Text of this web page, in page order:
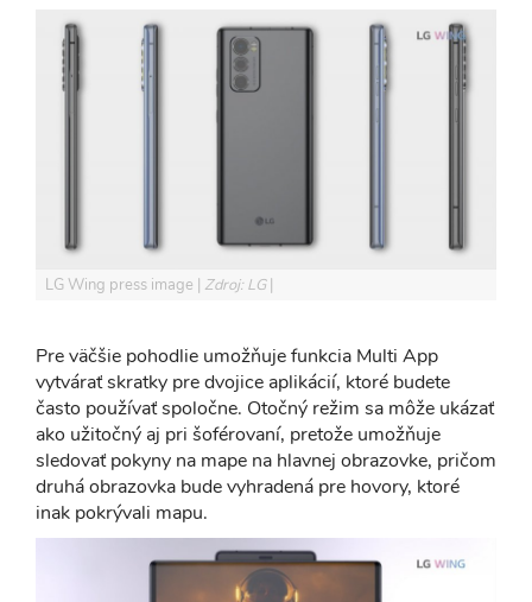
LG Wing press image Zdroj: LG
Pre väčšie pohodlie umožňuje funkcia Multi App
vytvárať skratky pre dvojice aplikácií, ktoré budete
často používať spoločne. Otočný režim sa môže ukázať
ako užitočný aj pri šoférovaní, pretože umožňuje
sledovať pokyny na mape na hlavnej obrazovke, pričom
druhá obrazovka bude vyhradená pre hovory, ktoré
inak pokrývali mapu.